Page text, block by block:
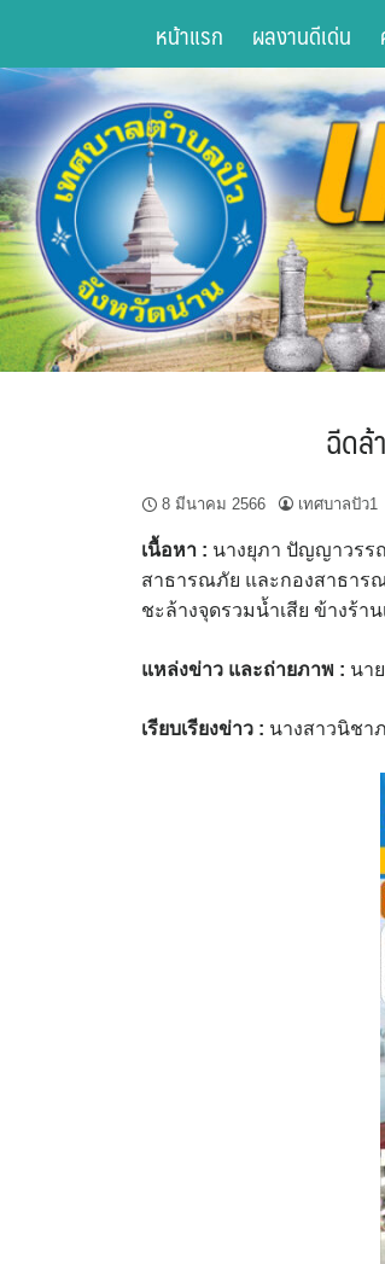
content
หน้าแรก ผลงานดีเด่น
ฉีดล้
8 มีนาคม 2566 เทศบาลปัว1
เนื้อหา : นางยุภา ปัญญาวรร
สาธารณภัย และกองสาธาร
ชะล้างจุดรวมน้ำเสีย ข้างร้า
แหล่งข่าว และถ่ายภาพ : นา
เรียบเรียงข่าว : นางสาวนิชา